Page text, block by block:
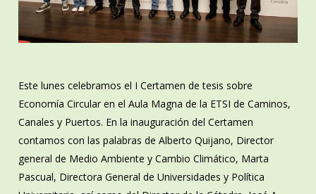
Este lunes celebramos el I Certamen de tesis sobre
Economía Circular en el Aula Magna de la ETSI de Caminos,
Canales y Puertos. En la inauguración del Certamen
contamos con las palabras de Alberto Quijano, Director
general de Medio Ambiente y Cambio Climático, Marta
Pascual, Directora General de Universidades y Política